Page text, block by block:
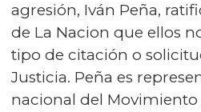
agresión, Iván Peña,
de La Nacion que ellos
tipo de citación o
Justicia. Peña es
nacional del